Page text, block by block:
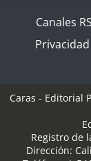
Canales
Privacidad
Caras - Editorial
Registro de
Dirección: